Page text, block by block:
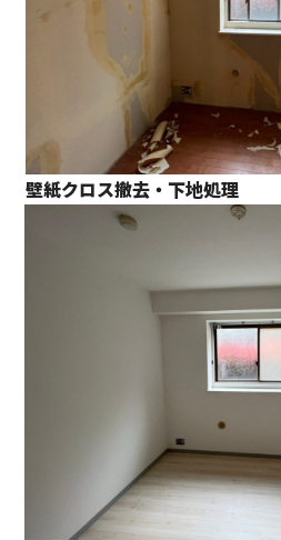
壁紙クロス撤去・下地処理